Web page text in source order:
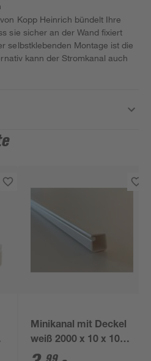
Kopp Heinrich bündelt Ihre
sie sicher an der Wand fixiert
selbstklebenden Montage ist die
kann der Stromkanal auch
Minikanal mit Deckel
weiß 2000 x 10 x 10
mm